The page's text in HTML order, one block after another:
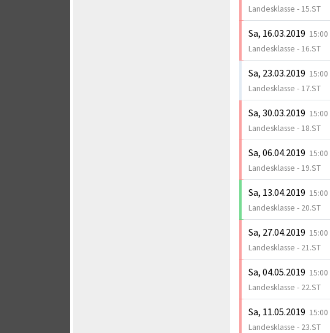
Landesklasse - 15.ST
Sa, 16.03.2019 15:00
Landesklasse - 16.ST
Sa, 23.03.2019 15:00
Landesklasse - 17.ST
Sa, 30.03.2019 15:00
Landesklasse - 18.ST
Sa, 06.04.2019 15:00
Landesklasse - 19.ST
Sa, 13.04.2019 15:00
Landesklasse - 20.ST
Sa, 27.04.2019 15:00
Landesklasse - 21.ST
Sa, 04.05.2019 15:00
Landesklasse - 22.ST
Sa, 11.05.2019 15:00
Landesklasse - 23.ST